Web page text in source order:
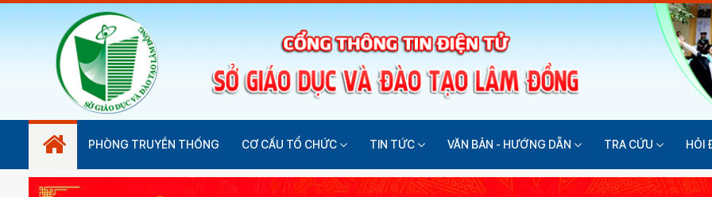
PHÒNG TRUYỀN THỐNG CƠ CẤU TỔ CHỨC TIN TỨC VĂN BẢN - HƯỚNG DẪN TRA CỨU HỎI